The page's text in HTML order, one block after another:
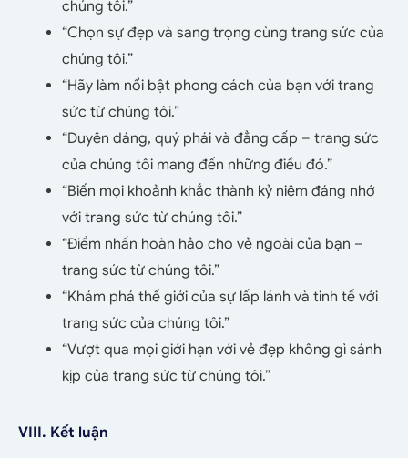
chúng tôi.”
“Chọn sự đẹp và sang trọng cùng trang sức của
chúng tôi.”
“Hãy làm nổi bật phong cách của bạn với trang
sức từ chúng tôi.”
“Duyên dáng, quý phái và đẳng cấp – trang sức
của chúng tôi mang đến những điều đó.”
“Biến mọi khoảnh khắc thành kỷ niệm đáng nhớ
với trang sức từ chúng tôi.”
“Điểm nhấn hoàn hảo cho vẻ ngoài của bạn –
trang sức từ chúng tôi.”
“Khám phá thế giới của sự lấp lánh và tinh tế với
trang sức của chúng tôi.”
“Vượt qua mọi giới hạn với vẻ đẹp không gì sánh
kịp của trang sức từ chúng tôi.”
VIII. Kết luận